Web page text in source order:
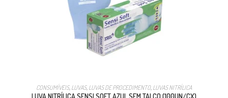
CONSUMÍVEIS, LUVAS, LUVAS DE PROCEDIMENTO, LUVAS NITRÍLICA
LUVA NITRÍLICA SENSI SOFT AZUL SEM TALCO (100UN/CX)